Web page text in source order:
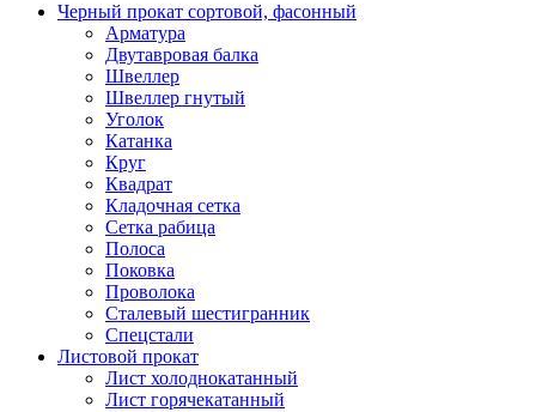
Черный прокат сортовой, фасонный
Арматура
Двутавровая балка
Швеллер
Швеллер гнутый
Уголок
Катанка
Круг
Квадрат
Кладочная сетка
Сетка рабица
Полоса
Поковка
Проволока
Сталевый шестигранник
Спецстали
Листовой прокат
Лист холоднокатанный
Лист горячекатанный